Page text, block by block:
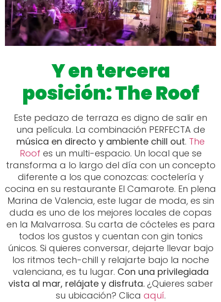
Y en tercera
posición: The Roof
Este pedazo de terraza es digno de salir en
una película. La combinación PERFECTA de
música en directo y ambiente chill out. The
Roof es un multi-espacio. Un local que se
transforma a lo largo del día con un concepto
diferente a los que conozcas: coctelería y
cocina en su restaurante El Camarote. En plena
Marina de Valencia, este lugar de moda, es sin
duda es uno de los mejores locales de copas
en la Malvarrosa. Su carta de cócteles es para
todos los gustos y cuentan con gin tonics
únicos. Si quieres conversar, dejarte llevar bajo
los ritmos tech-chill y relajarte bajo la noche
valenciana, es tu lugar. Con una privilegiada
vista al mar, relájate y disfruta.¿Quieres saber
su ubicación? Clica aquí.